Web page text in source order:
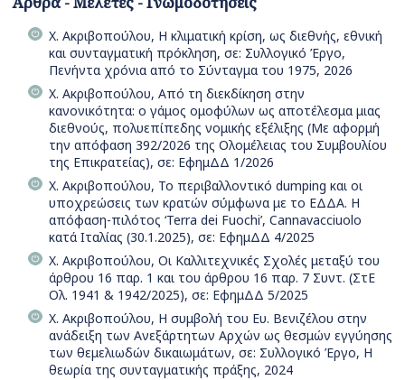
Χ. Ακριβοπούλου, Η κλιματική κρίση, ως διεθνής, εθνική
και συνταγματική πρόκληση, σε: Συλλογικό Έργο,
Πενήντα χρόνια από το Σύνταγμα του 1975, 2026
Χ. Ακριβοπούλου, Από τη διεκδίκηση στην
κανονικότητα: ο γάμος ομοφύλων ως αποτέλεσμα μιας
διεθνούς, πολυεπίπεδης νομικής εξέλιξης (Με αφορμή
την απόφαση 392/2026 της Ολομέλειας του Συμβουλίου
της Επικρατείας), σε: ΕφημΔΔ 1/2026
Χ. Ακριβοπούλου, Το περιβαλλοντικό dumping και οι
υποχρεώσεις των κρατών σύμφωνα με το ΕΔΔΑ. Η
απόφαση-πιλότος ‘Terra dei Fuochi’, Cannavacciuolo
κατά Ιταλίας (30.1.2025), σε: ΕφημΔΔ 4/2025
Χ. Ακριβοπούλου, Οι Καλλιτεχνικές Σχολές μεταξύ του
άρθρου 16 παρ. 1 και του άρθρου 16 παρ. 7 Συντ. (ΣτΕ
Ολ. 1941 & 1942/2025), σε: ΕφημΔΔ 5/2025
Χ. Ακριβοπούλου, Η συμβολή του Ευ. Βενιζέλου στην
ανάδειξη των Ανεξάρτητων Αρχών ως θεσμών εγγύησης
των θεμελιωδών δικαιωμάτων, σε: Συλλογικό Έργο, Η
θεωρία της συνταγματικής πράξης, 2024